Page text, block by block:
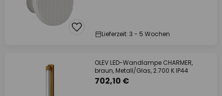
Lieferzeit: 3 - 5 Wochen
OLEV LED-Wandlampe CHARMER,
braun, Metall/Glas, 2.700 K IP44
702,10 €